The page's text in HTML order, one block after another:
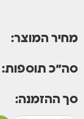
מחיר המוצר:
סה״כ תוספות:
סך ההזמנה: